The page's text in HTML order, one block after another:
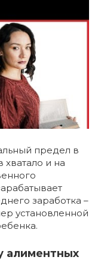
предел в
и на
заработка –
установленной
алиментных